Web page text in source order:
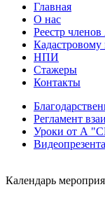
Главная
О нас
Реестр
НПИ
Стажеры
Контакты
Регламент
Уроки от А
Календарь